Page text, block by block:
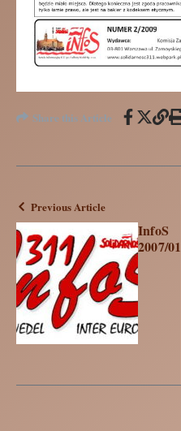
Share this Article
Previous Article
InfoS
2007/01